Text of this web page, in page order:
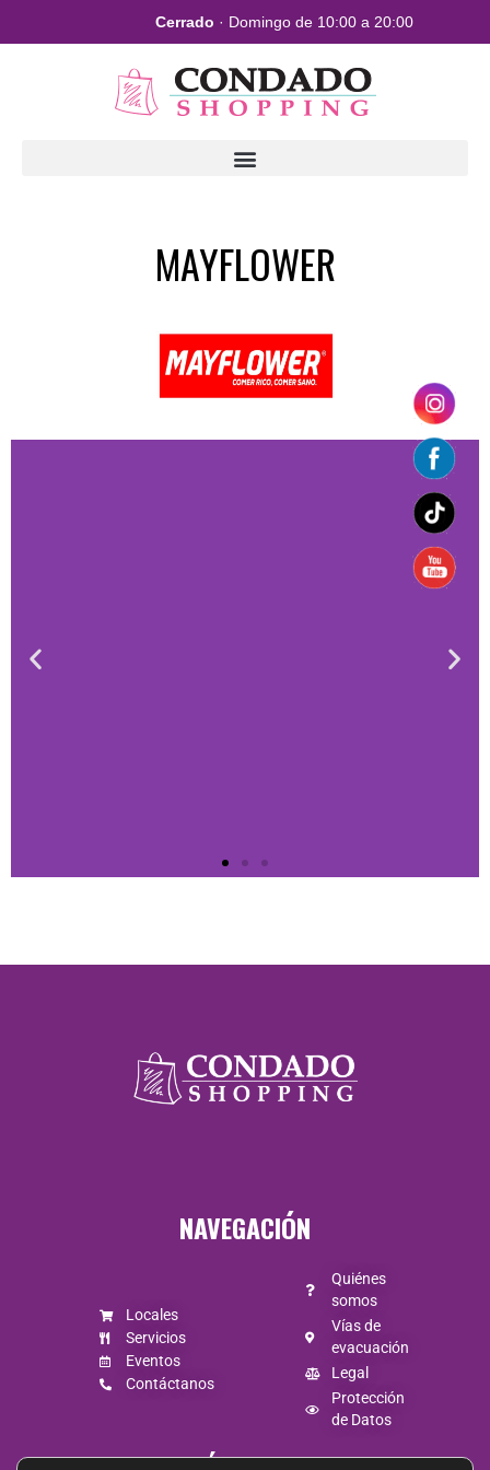
Cerrado · Domingo de 10:00 a 20:00
MAYFLOWER
Lunes a jueves
de 10:00 a 20:30
a 21:30 /
Domingo de
10:00 A 20:00.
NAVEGACIÓN
Locales
Servicios
Eventos
Contáctanos
Quiénes
somos
Vías de
evacuación
Legal
Protección
de Datos